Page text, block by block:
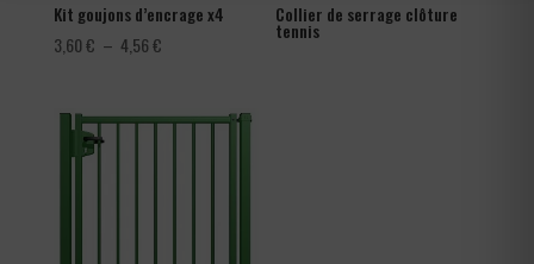
Kit goujons d’encrage x4
3,60€ – 4,56€Plage
3,60 €
Collier de serrage clôture
tennis